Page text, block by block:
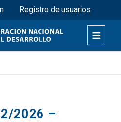
Pasar
al
contenido
principal
Registro de usuarios
2026 –